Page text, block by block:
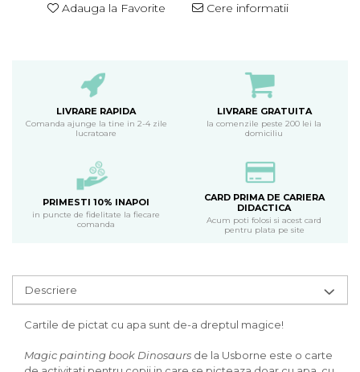
Adauga la Favorite Cere informatii
LIVRARE RAPIDA
Comanda ajunge la tine in 2-4 zile
lucratoare
LIVRARE GRATUITA
la comenzile peste 200 lei la
domiciliu
PRIMESTI 10% INAPOI
in puncte de fidelitate la fiecare
comanda
CARD PRIMA DE CARIERA
DIDACTICA
Acum poti folosi si acest card
pentru plata pe site
Descriere
Cartile de pictat cu apa sunt de-a dreptul magice!
Magic painting book Dinosaurs de la Usborne este o carte